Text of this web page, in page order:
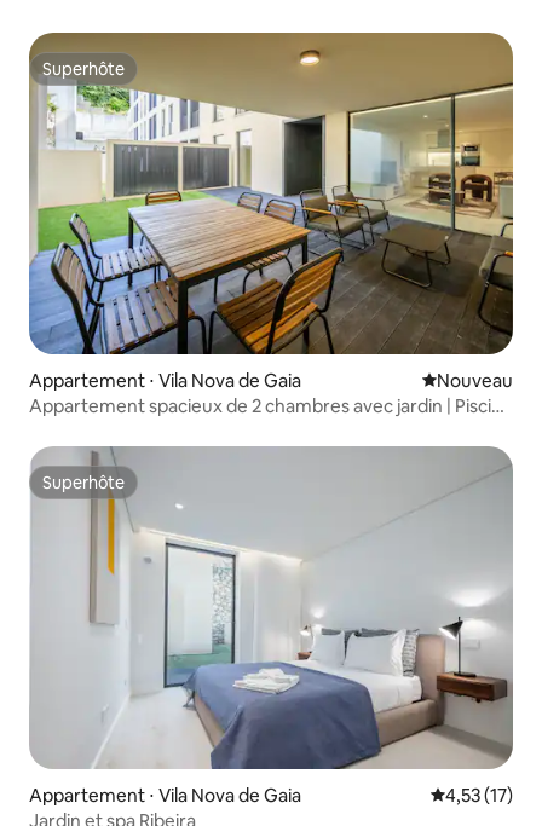
Superhôte
Superhôte
Appartement ⋅ Vila Nova de Gaia Nouvel
Nouveau
Appartement spacieux de 2 chambres avec jardin | Piscine
Superhôte
Superhôte
Appartement ⋅ Vila Nova de Gaia Évaluation
4,53 (17)
Jardin et spa Ribeira